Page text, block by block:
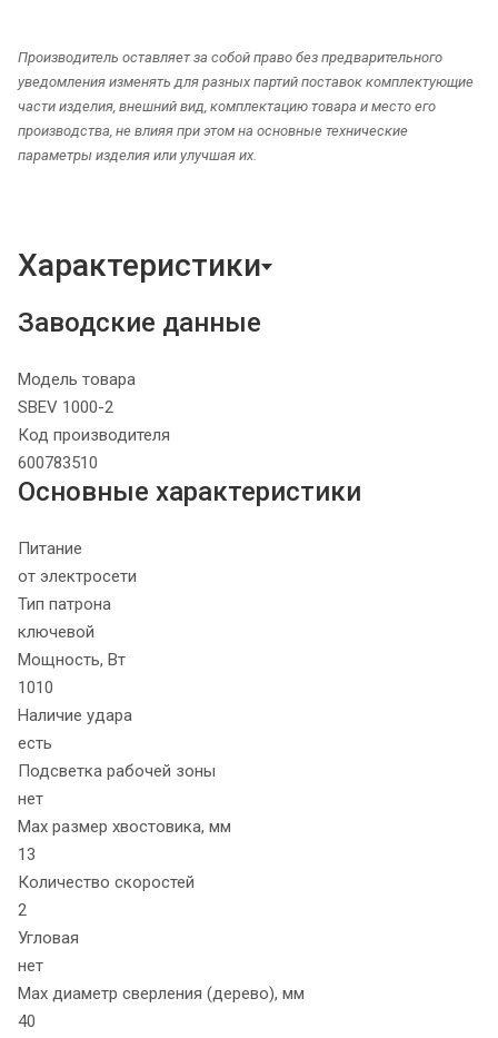
Производитель оставляет за собой право без предварительного
уведомления изменять для разных партий поставок комплектующие
части изделия, внешний вид, комплектацию товара и место его
производства, не влияя при этом на основные технические
параметры изделия или улучшая их.
Характеристики
Заводские данные
Модель товара
SBEV 1000-2
Код производителя
600783510
Основные характеристики
Питание
от электросети
Тип патрона
ключевой
Мощность, Вт
1010
Наличие удара
есть
Подсветка рабочей зоны
нет
Max размер хвостовика, мм
13
Количество скоростей
2
Угловая
нет
Max диаметр сверления (дерево), мм
40